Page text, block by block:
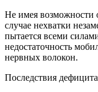
Не имея возможности
случае нехватки
пытается всеми
недостаточность
нервных волокон.
Последствия